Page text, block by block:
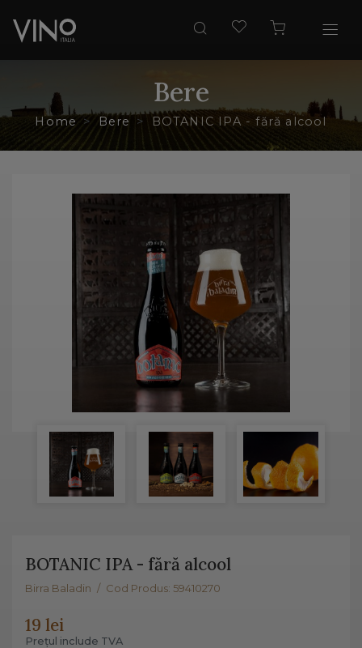
Bere
Home Bere BOTANIC IPA - fără alcool
BOTANIC IPA - fără alcool
Birra Baladin / Cod Produs: 59410270
19 lei
Prețul include TVA